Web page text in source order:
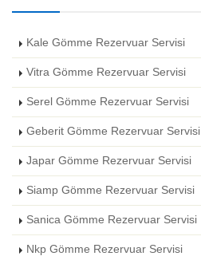
Kale Gömme Rezervuar Servisi
Vitra Gömme Rezervuar Servisi
Serel Gömme Rezervuar Servisi
Geberit Gömme Rezervuar Servisi
Japar Gömme Rezervuar Servisi
Siamp Gömme Rezervuar Servisi
Sanica Gömme Rezervuar Servisi
Nkp Gömme Rezervuar Servisi